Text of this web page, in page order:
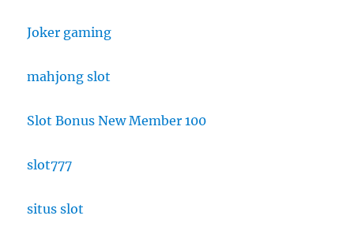
Joker gaming
mahjong slot
Slot Bonus New Member 100
slot777
situs slot